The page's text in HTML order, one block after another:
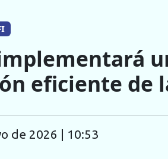
eficiente de
de 2026 | 10:53